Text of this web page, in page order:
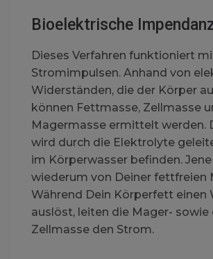
Bioelektrische
Dieses Verfahren funktioniert
Stromimpulsen. Anhand von
Widerständen, die der Körper
können Fettmasse, Zellmasse
Magermasse ermittelt werden.
wird durch die Elektrolyte
im Körperwasser befinden.
wiederum von Deiner fettfreien
Während Dein Körperfett einen
auslöst, leiten die Mager- sowie
Zellmasse den Strom.